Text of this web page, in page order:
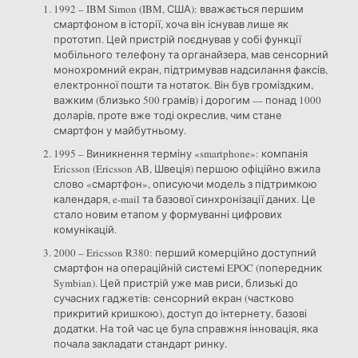
1992 – IBM Simon (IBM, США): вважається першим
смартфоном в історії, хоча він існував лише як
прототип. Цей пристрій поєднував у собі функції
мобільного телефону та органайзера, мав сенсорний
монохромний екран, підтримував надсилання факсів,
електронної пошти та нотаток. Він був громіздким,
важким (близько 500 грамів) і дорогим — понад 1000
доларів, проте вже тоді окреслив, чим стане
смартфон у майбутньому.
1995 – Виникнення терміну «smartphone»: компанія
Ericsson (Ericsson AB, Швеція) першою офіційно вжила
слово «смартфон», описуючи модель з підтримкою
календаря, e-mail та базової синхронізації даних. Це
стало новим етапом у формуванні цифрових
комунікацій.
2000 – Ericsson R380: перший комерційно доступний
смартфон на операційній системі EPOC (попередник
Symbian). Цей пристрій уже мав риси, близькі до
сучасних гаджетів: сенсорний екран (частково
прикритий кришкою), доступ до інтернету, базові
додатки. На той час це була справжня інновація, яка
почала закладати стандарт ринку.